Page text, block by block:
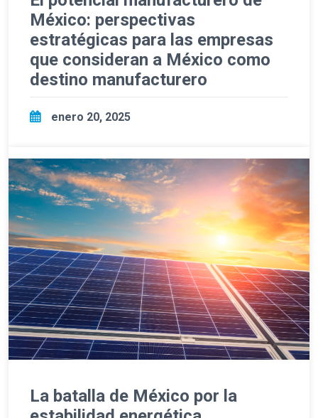
México: perspectivas
estratégicas para las empresas
que consideran a México como
destino manufacturero
enero 20, 2025
La batalla de México por la